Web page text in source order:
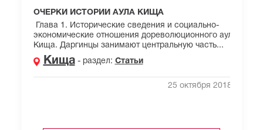
ОЧЕРКИ ИСТОРИИ АУЛА КИЩА
Глава 1. Исторические сведения и социально-
экономические отношения дореволюционного аула
Кища. Даргинцы занимают центральную часть...
Кища- раздел: Статьи
25 октября 2018 г.